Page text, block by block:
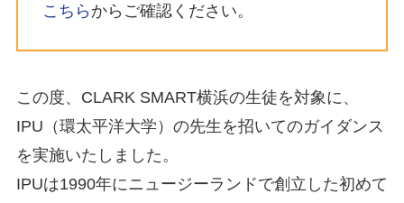
こちら からご確認ください。
この度、CLARK SMART横浜の生徒を対象に、
IPU（環太平洋大学）の先生を招いてのガイダンス
を実施いたしました。
IPUは1990年にニュージーランドで創立した初めて